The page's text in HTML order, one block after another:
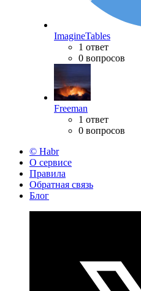
ImagineTables
1 ответ
0 вопросов
Freeman
1 ответ
0 вопросов
© Habr
О сервисе
Правила
Обратная связь
Блог